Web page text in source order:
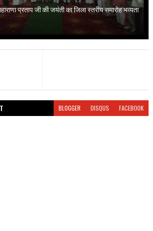
प्रताप जी की जयंती का जिला स्तरीय समारोह भव्यता
BLOGGER DISQUS FACEBOOK